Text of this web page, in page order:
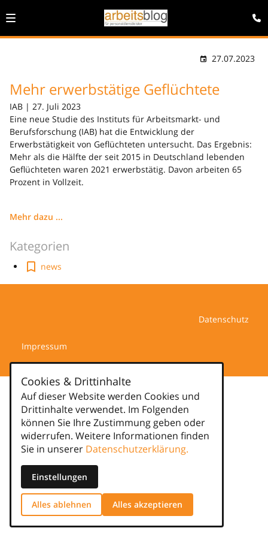
27.07.2023
Mehr erwerbstätige Geflüchtete
IAB | 27. Juli 2023
Eine neue Studie des Instituts für Arbeitsmarkt- und
Berufsforschung (IAB) hat die Entwicklung der
Erwerbstätigkeit von Geflüchteten untersucht. Das Ergebnis:
Mehr als die Hälfte der seit 2015 in Deutschland lebenden
Geflüchteten waren 2021 erwerbstätig. Davon arbeiten 65
Prozent in Vollzeit.
Mehr dazu ...
Kategorien
news
Datenschutz
Impressum
Cookies & Drittinhalte
Auf dieser Website werden Cookies und
Drittinhalte verwendet. Im Folgenden
können Sie Ihre Zustimmung geben oder
widerrufen. Weitere Informationen finden
Sie in unserer Datenschutzerklärung.
Einstellungen
Alles ablehnen Alles akzeptieren